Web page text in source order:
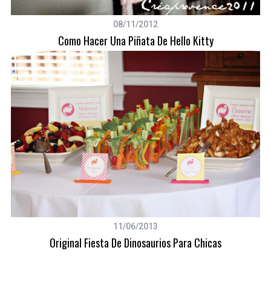
08/11/2012
Como Hacer Una Piñata De Hello Kitty
11/06/2013
Original Fiesta De Dinosaurios Para Chicas